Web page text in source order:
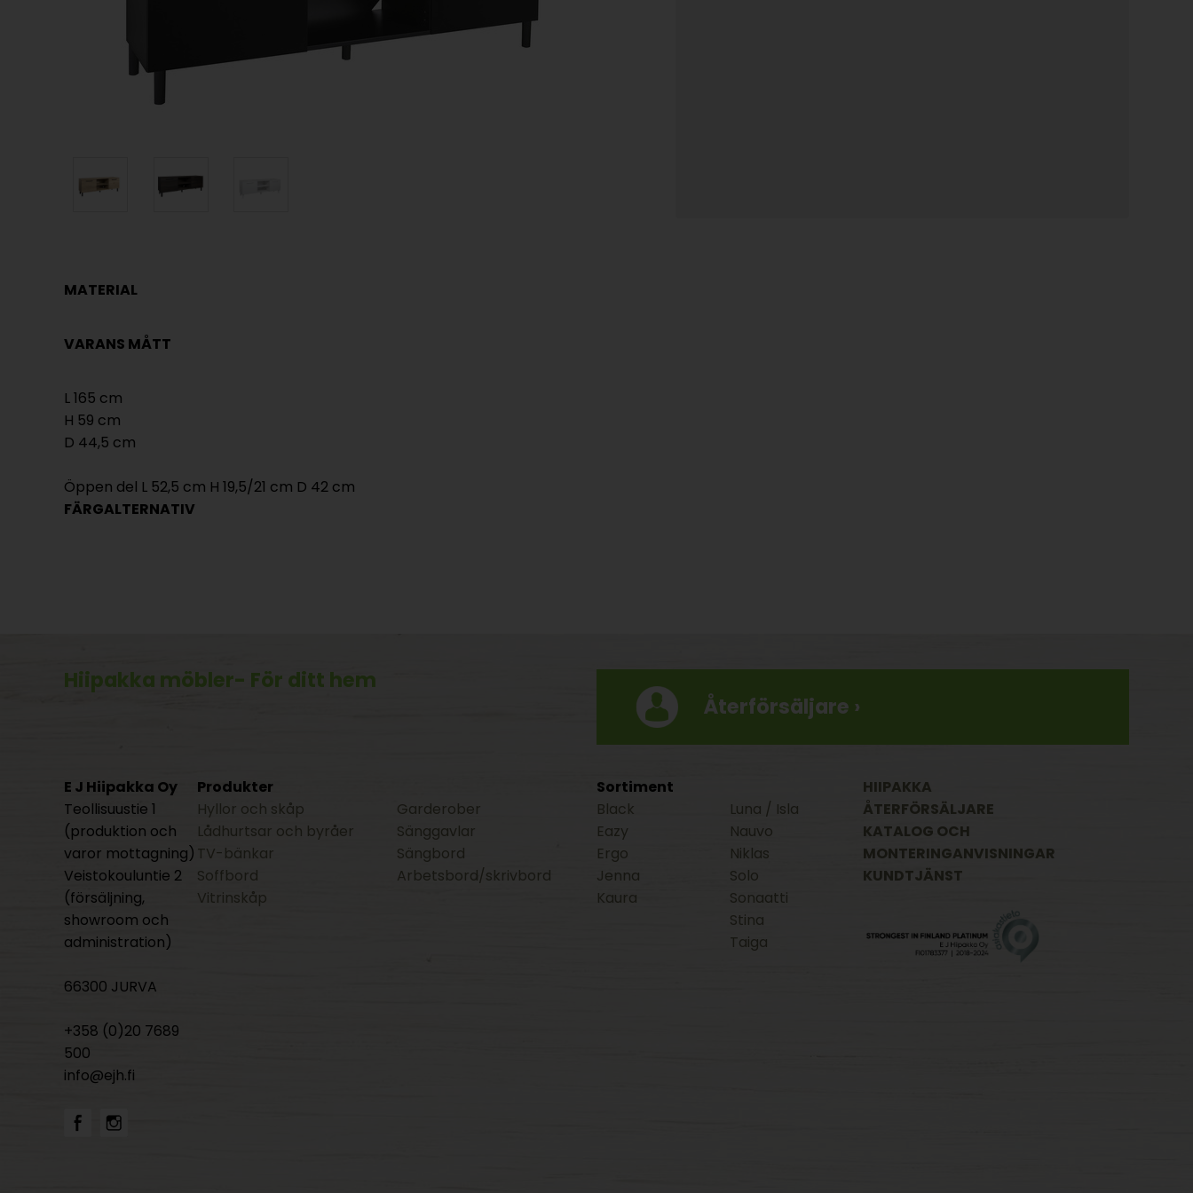
MATERIAL
VARANS MÅTT
L 165 cm
H 59 cm
D 44,5 cm
Öppen del L 52,5 cm H 19,5/21 cm D 42 cm
FÄRGALTERNATIV
Hiipakka möbler- För ditt hem
Återförsäljare ›
E J Hiipakka Oy
Teollisuustie 1
(produktion och
varor mottagning)
Veistokouluntie 2
(försäljning,
showroom och
administration)
66300 JURVA
+358 (0)20 7689
500
info@ejh.fi
Produkter
Hyllor och skåp
Lådhurtsar och byråer
TV-bänkar
Soffbord
Vitrinskåp
Garderober
Sänggavlar
Sängbord
Arbetsbord/skrivbord
Sortiment
Black
Eazy
Ergo
Jenna
Kaura
Luna / Isla
Nauvo
Niklas
Solo
Sonaatti
Stina
Taiga
HIIPAKKA
ÅTERFÖRSÄLJARE
KATALOG OCH
MONTERINGANVISNINGAR
KUNDTJÄNST